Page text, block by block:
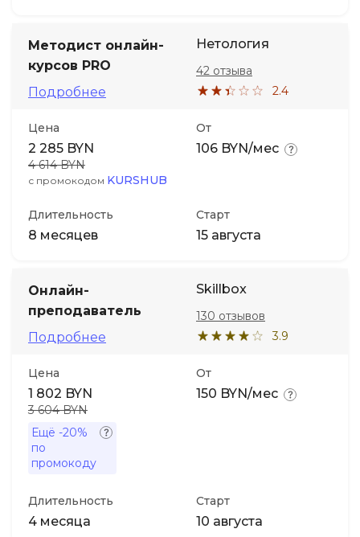
Методист онлайн-
курсов PRO
Подробнее
Нетология
2.4
42 отзыва
Цена
2 285 BYN
4 614 BYN
с промокодом KURSHUB
От
106 BYN/мес
Длительность
8 месяцев
Старт
15 августа
Онлайн-
преподаватель
Подробнее
Skillbox
3.9
130 отзывов
Цена
1 802 BYN
3 604 BYN
Ещё -20%
по
промокоду
От
150 BYN/мес
Длительность
4 месяца
Старт
10 августа